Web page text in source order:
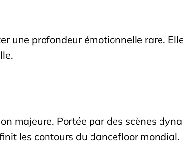
une profondeur émotionnelle rare.
majeure. Portée par des scènes
les contours du dancefloor mondial.